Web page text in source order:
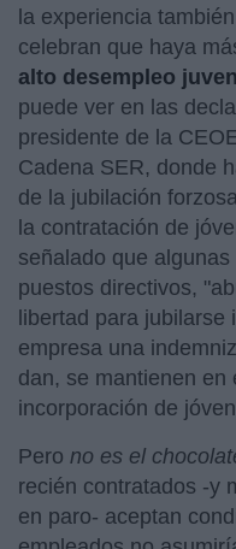
la experiencia
celebran que haya
alto desempleo
puede ver en las
presidente de la
Cadena SER, donde
de la jubilación
la contratación de
señalado que
puestos directivos,
libertad para jubilarse
empresa una
dan, se mantienen en
incorporación de
Pero no es el
recién contratados -y
en paro- aceptan